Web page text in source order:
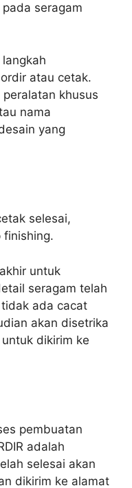
seragam
atau cetak.
khusus
nama
yang
selesai,
finishing.
untuk
seragam telah
ada cacat
akan disetrika
dikirim ke
pembuatan
adalah
selesai akan
dikirim ke alamat